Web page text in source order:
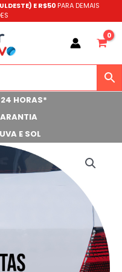
E R$50 PARA DEMAIS
24 HORAS*
E SOL